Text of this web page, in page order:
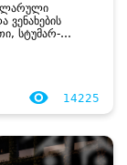
ვენახების
სტუმარ-
14225